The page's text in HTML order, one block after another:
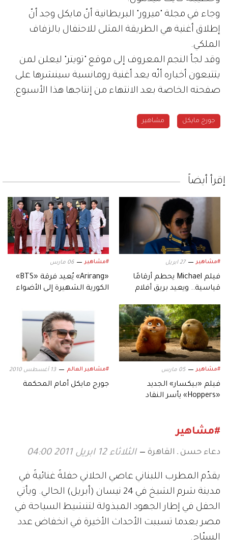
وجاء في مجلة "ميرور" البريطانية أنّ مايكل وجد أنّ
إطلاق أغنية هي الطريقة المثلى للاحتفال بالزفاف
الملكي.
وقد لجأ النجم المعروف إلى موقع "تويتر" ليعلن لمن
يتتبعون أخباره أنّه يعد أغنية رومانسية سينشرها على
صفحته الخاصة بعد الانتهاء من إنتاجها هذا الأسبوع.
جورج مايكل مشاهير
إقرأ أيضاً
#مشاهير 27 ابريل
فيلم Michael يحطم أرقامًا
قياسية.. ويعيد بريق أفلام
#مشاهير 06 مارس
«Arirang» يُعيد فرقة «BTS»
الكورية الشهيرة إلى الأضواء
#مشاهير 05 مارس
فيلم «بيكسار» الجديد
«Hoppers» يأسر النقاد
#مشاهير العالم 13 أغسطس 2010
جورج مايكل أمام المحكمة
#مشاهير
دعاء حسن ـ القاهرة الثلاثاء 12 ابريل 2011 04:00
يقدّم المطرب اللبناني عاصي الحلاني حفلةً غنائيةً في
مدينة شرم الشيخ في 24 نيسان (أبريل) الحالي. ويأتي
الحفل في إطار الجهود المبذولة لتنشيط السياحة في
مصر بعدما تسببت الأحداث الأخيرة في انخفاض عدد
السيّاح.